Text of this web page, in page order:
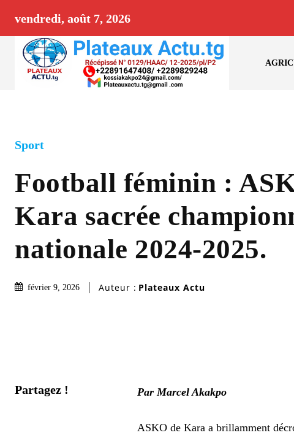
vendredi, août 7, 2026
Sport
Football féminin :
Kara sacrée
nationale 2024-2025.
février 9, 2026 Auteur : Plateaux Actu
Partagez ! Par Marcel Akakpo
ASKO de Kara a brillamment